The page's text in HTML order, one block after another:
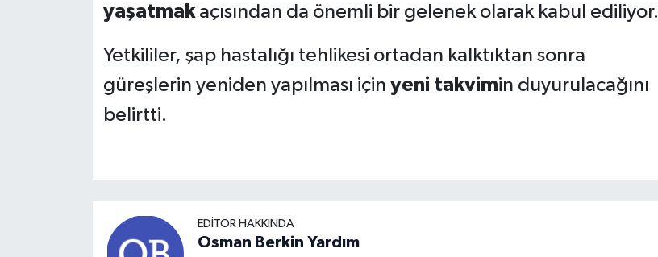
yaşatmakaçısından da önemli bir gelenek olarak kabul ediliyor.
Yetkililer, şap hastalığı tehlikesi ortadan kalktıktan sonra
güreşlerin yeniden yapılması için yeni takvimin duyurulacağını
belirtti.
EDITÖR HAKKINDA
Osman Berkin Yardım